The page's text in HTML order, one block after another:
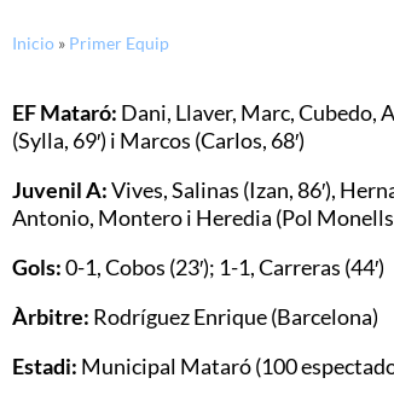
Inicio » Primer Equip
EF Mataró: Dani, Llaver, Marc, Cubedo,
(Sylla, 69′) i Marcos (Carlos, 68′)
Juvenil A:Vives, Salinas (Izan, 86′),
Antonio, Montero i Heredia (Pol Monells,
Gols:0-1, Cobos (23′); 1-1, Carreras (44′)
Àrbitre: Rodríguez Enrique (Barcelona)
Estadi: Municipal Mataró (100